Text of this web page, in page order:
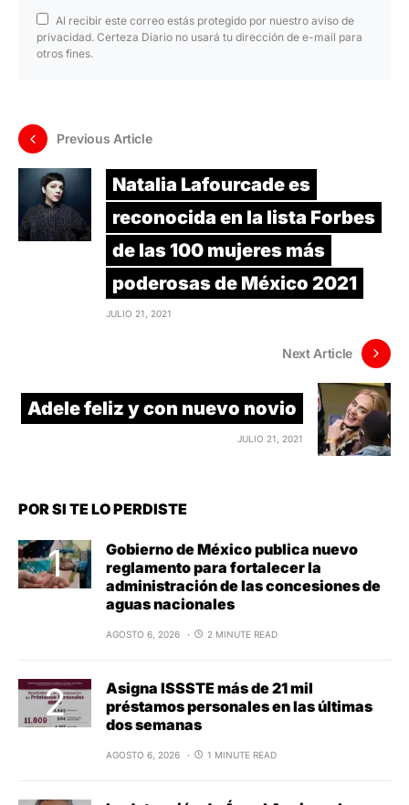
Al recibir este correo estás protegido por nuestro aviso de
privacidad. Certeza Diario no usará tu dirección de e-mail para
otros fines.
Previous Article
Natalia Lafourcade es
reconocida en la lista Forbes
de las 100 mujeres más
poderosas de México 2021
JULIO 21, 2021
Next Article
Adele feliz y con nuevo novio
JULIO 21, 2021
POR SI TE LO PERDISTE
Gobierno de México publica nuevo
reglamento para fortalecer la
administración de las concesiones de
aguas nacionales
AGOSTO 6, 2026 2 MINUTE READ
Asigna ISSSTE más de 21 mil
préstamos personales en las últimas
dos semanas
AGOSTO 6, 2026 1 MINUTE READ